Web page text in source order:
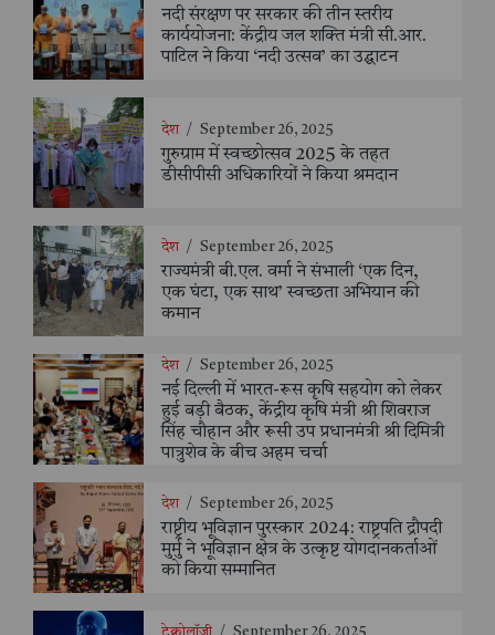
नदी संरक्षण पर सरकार की तीन स्तरीय
कार्ययोजना: केंद्रीय जल शक्ति मंत्री सी.आर.
पाटिल ने किया ‘नदी उत्सव’ का उद्घाटन
देश / September 26, 2025
गुरुग्राम में स्वच्छोत्सव 2025 के तहत
डीसीपीसी अधिकारियों ने किया श्रमदान
देश / September 26, 2025
राज्यमंत्री बी.एल. वर्मा ने संभाली ‘एक दिन,
एक घंटा, एक साथ’ स्वच्छता अभियान की
कमान
देश / September 26, 2025
नई दिल्ली में भारत-रूस कृषि सहयोग को लेकर
हुई बड़ी बैठक, केंद्रीय कृषि मंत्री श्री शिवराज
सिंह चौहान और रूसी उप प्रधानमंत्री श्री दिमित्री
पात्रुशेव के बीच अहम चर्चा
देश / September 26, 2025
राष्ट्रीय भूविज्ञान पुरस्कार 2024: राष्ट्रपति द्रौपदी
मुर्मु ने भूविज्ञान क्षेत्र के उत्कृष्ट योगदानकर्ताओं
को किया सम्मानित